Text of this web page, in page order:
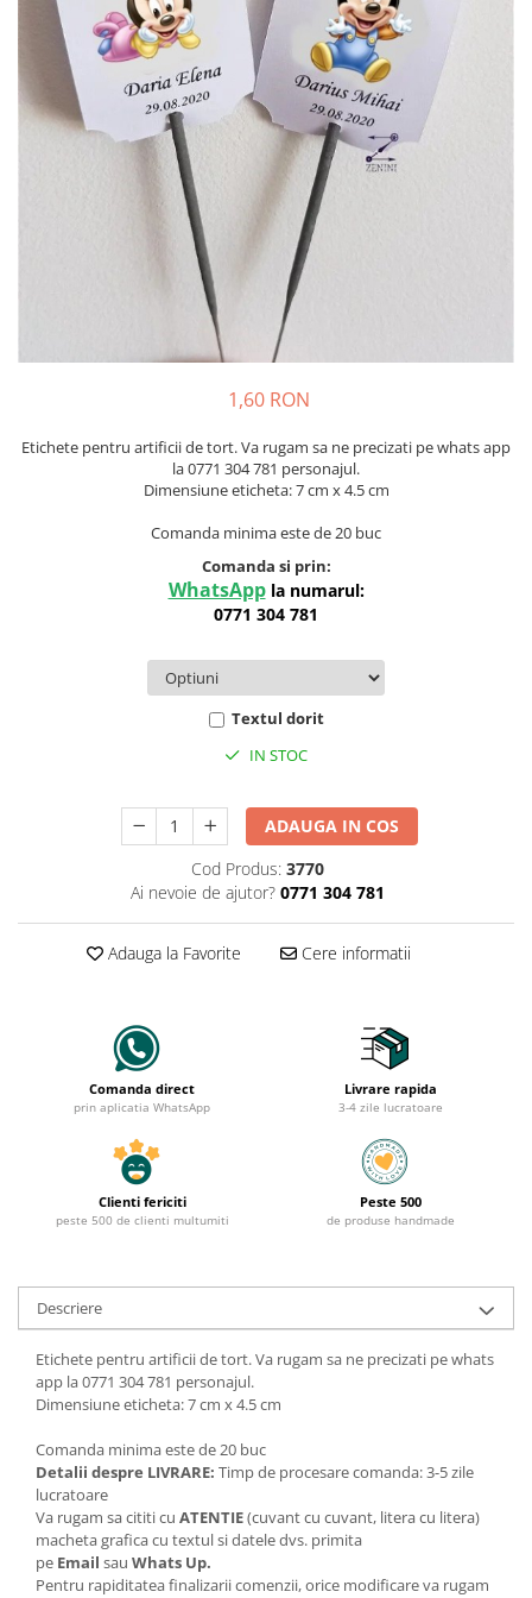
Meniuri & nr de BOTEZ
Plicuri si cartoane pentru INVITATII
TAVA pentru MOT
Cruciulite de BOTEZ
Baloane & decoratiuni BOTEZ
Trusouri & Lumanari Botez
Pahare Miri & Nasi
Cocarde nunta
Inmormatare/pomana
Meniuri pentru NUNTA
1,60 RON
Etichete pentru artificii de tort. Va rugam sa ne precizati pe whats app
la 0771 304 781 personajul.
Dimensiune eticheta: 7 cm x 4.5 cm
Comanda minima este de 20 buc
Comanda si prin:
WhatsApp la numarul:
0771 304 781
Textul dorit
IN STOC
ADAUGA IN COS
Cod Produs: 3770
Ai nevoie de ajutor? 0771 304 781
Adauga la Favorite Cere informatii
Comanda direct
prin aplicatia WhatsApp
Livrare rapida
3-4 zile lucratoare
Clienti fericiti
peste 500 de clienti multumiti
Peste 500
de produse handmade
Descriere
Etichete pentru artificii de tort. Va rugam sa ne precizati pe whats
app la 0771 304 781 personajul.
Dimensiune eticheta: 7 cm x 4.5 cm
Comanda minima este de 20 buc
Detalii despre LIVRARE: Timp de procesare comanda: 3-5 zile
lucratoare
Va rugam sa cititi cu ATENTIE(cuvant cu cuvant, litera cu litera)
macheta grafica cu textul si datele dvs. primita
pe Email sau Whats Up.
Pentru rapiditatea finalizarii comenzii, orice modificare va rugam